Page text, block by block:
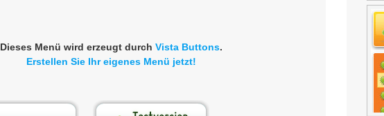
Dieses Menü wird erzeugt durch Vista Buttons.
Erstellen Sie Ihr eigenes Menü jetzt!